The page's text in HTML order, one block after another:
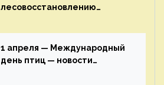
лесовосстановлению
строительства — новости
экологии на ECOportal
1 апреля — Международный
день птиц — новости